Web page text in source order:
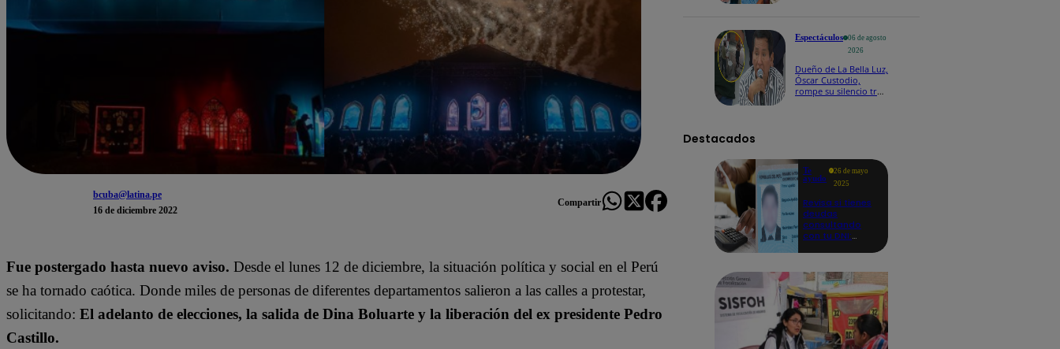
bcuba@latina.pe
16 de diciembre 2022
Compartir
Fue postergado hasta nuevo aviso. Desde el lunes 12 de diciembre, la situación política y social en el Perú
se ha tornado caótica. Donde miles de personas de diferentes departamentos salieron a las calles a protestar,
solicitando: El adelanto de elecciones, la salida de Dina Boluarte y la liberación del ex presidente Pedro
Castillo.
Espectáculos
06 de agosto
2026
Dueño de La Bella Luz,
Óscar Custodio,
rompe su silencio tras
Destacados
Te
ayudo
26 de mayo
2025
Revisa si tienes
deudas
consultando
con tu DNI: